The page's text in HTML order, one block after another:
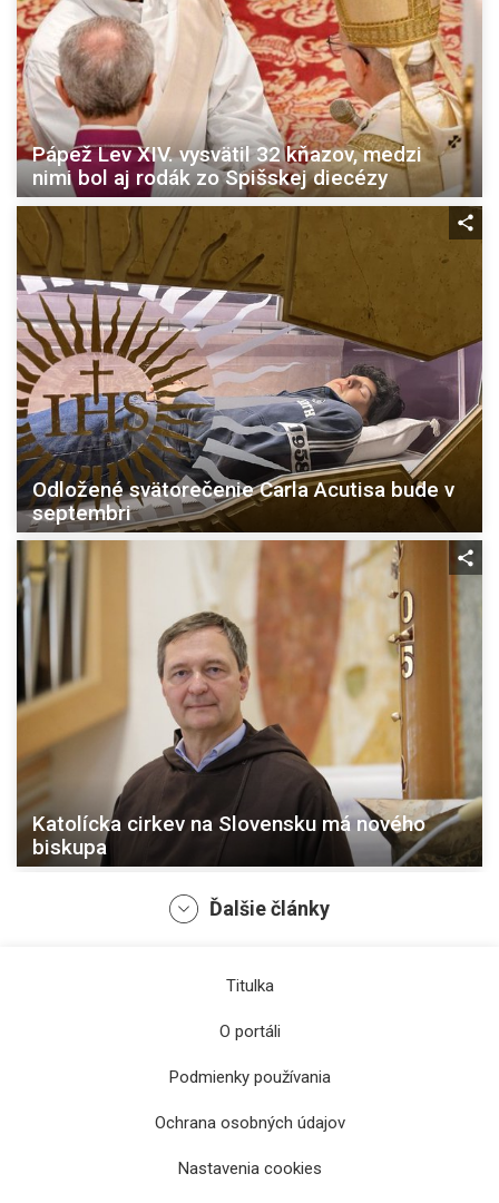
Pápež Lev XIV. vysvätil 32 kňazov, medzi
nimi bol aj rodák zo Spišskej diecézy
Odložené svätorečenie Carla Acutisa bude v
septembri
Katolícka cirkev na Slovensku má nového
biskupa
Lev XIV. slávnostne vstúpil do funkcie
pápeža inauguračnou omšou, prijal pálium a
rybársky prsteň
Ďalšie články
Titulka
O portáli
Podmienky používania
Ochrana osobných údajov
Nastavenia cookies